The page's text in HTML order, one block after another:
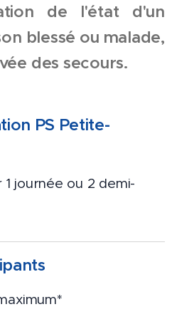
de l'état d'un
blessé ou malade,
des secours.
PS Petite-
journée ou 2 demi-